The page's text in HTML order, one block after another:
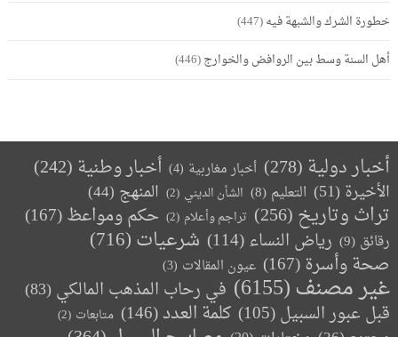
خطورة الشرك والشبهة فيه(447)
أهل السنة وسط بين الروافض والخوارج(446)
أخبار دولية (278) أخبار مغاربية (4) أخبار وطنية(242)
الأخيرة (51) التعليم (8) الشأن الديني (2) المنهج (44)
تراث وتاريخ(256) تراجم وأعلام (2) حكم ومواعظ(167)
رقائق (9) رياض النساء(114) شرعيات(716)
صحة وأسرة(167) عيون المقالات (3)
غير مصنف(6155) في رحاب المذهب المالكي (83)
قبل عبور السبيل(105) كلمة العدد(146) متابعات (2)